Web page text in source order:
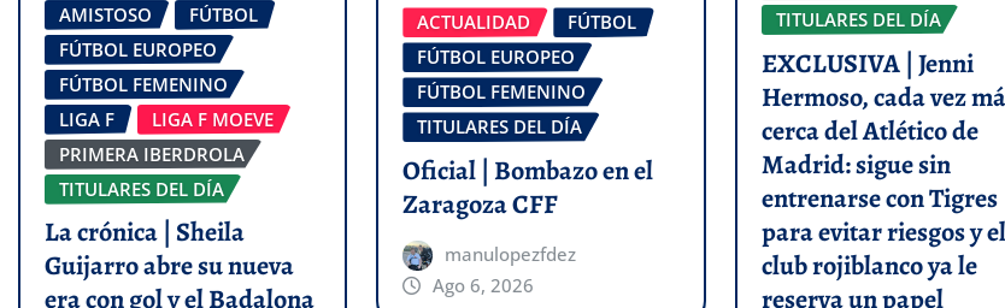
AMISTOSO
FÚTBOL
FÚTBOL EUROPEO
FÚTBOL FEMENINO
LIGA F
LIGA F MOEVE
PRIMERA IBERDROLA
TITULARES DEL DÍA
La crónica | Sheila
Guijarro abre su nueva
era con gol y el Badalona
ACTUALIDAD
FÚTBOL
FÚTBOL EUROPEO
FÚTBOL FEMENINO
TITULARES DEL DÍA
Oficial | Bombazo en el
Zaragoza CFF
manulopezfdez
Ago 6, 2026
TITULARES DEL DÍA
EXCLUSIVA | Jenni
Hermoso, cada vez
cerca del Atlético de
Madrid: sigue sin
entrenarse con Tigres
para evitar riesgos y el
club rojiblanco ya le
reserva un papel